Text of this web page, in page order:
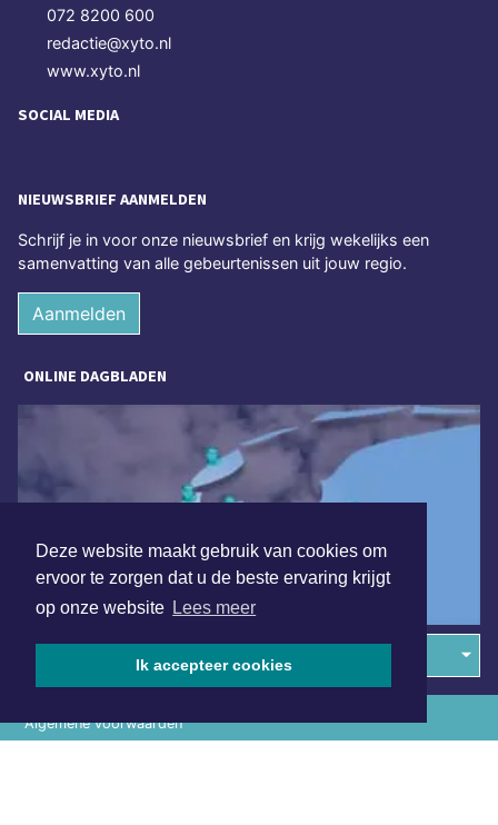
Deze website maakt gebruik van cookies om
ervoor te zorgen dat u de beste ervaring krijgt
op onze website Lees meer
Ik accepteer cookies
072 8200 600
redactie@xyto.nl
www.xyto.nl
SOCIAL MEDIA
NIEUWSBRIEF AANMELDEN
Schrijf je in voor onze nieuwsbrief en krijg wekelijks een
samenvatting van alle gebeurtenissen uit jouw regio.
Aanmelden
ONLINE DAGBLADEN
Overige dagbladen in de regio
Algemene voorwaarden